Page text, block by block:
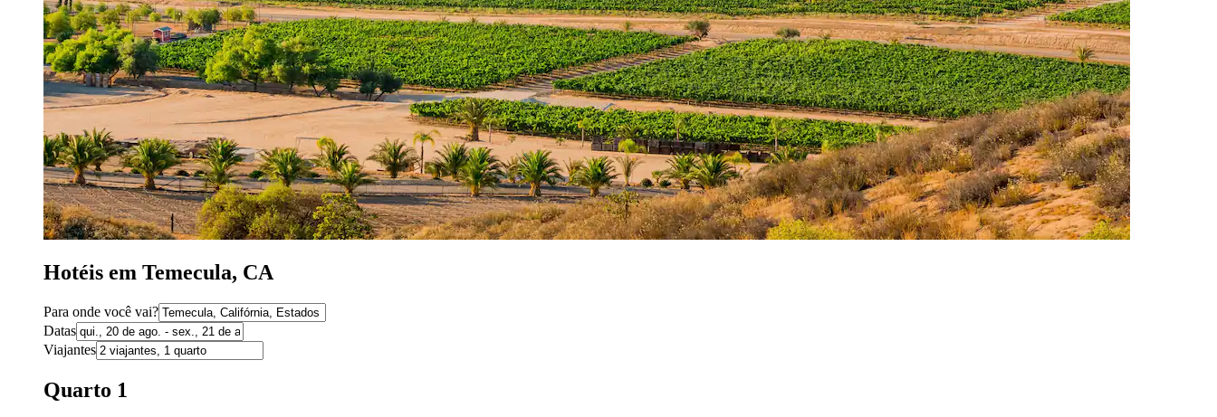
Hotéis em Temecula, CA
Para onde você vai?
Datas
Viajantes
Quarto 1